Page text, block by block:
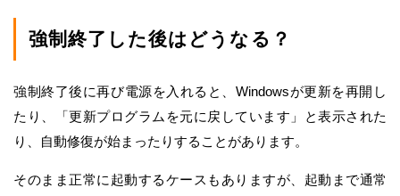
強制終了した後はどうなる？
強制終了後に再び電源を入れると、Windowsが更新を再開し
たり、「更新プログラムを元に戻しています」と表示された
り、自動修復が始まったりすることがあります。
そのまま正常に起動するケースもありますが、起動まで通常